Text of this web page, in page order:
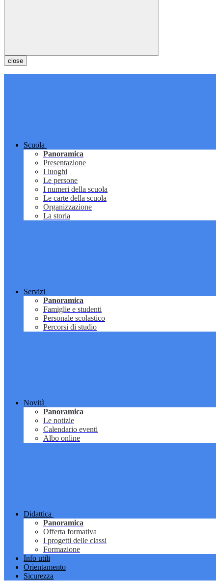
close
Scuola
Panoramica
Presentazione
I luoghi
Le persone
I numeri della scuola
Le carte della scuola
Organizzazione
La storia
Servizi
Panoramica
Famiglie e studenti
Personale scolastico
Percorsi di studio
Novità
Panoramica
Le notizie
Calendario eventi
Albo online
Didattica
Panoramica
Offerta formativa
I progetti delle classi
Formazione
Info utili
Orientamento
Sicurezza